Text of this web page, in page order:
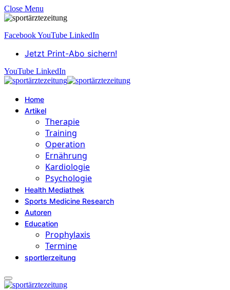
Close Menu
FacebookYouTube LinkedIn
Jetzt Print-Abo sichern!
YouTube LinkedIn
Home
Artikel
Therapie
Training
Operation
Ernährung
Kardiologie
Psychologie
Health Mediathek
Sports Medicine Research
Autoren
Education
Prophylaxis
Termine
sportlerzeitung